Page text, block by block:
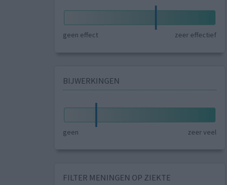
geen effect zeer effectief
BIJWERKINGEN
geen zeer veel
FILTER MENINGEN OP ZIEKTE